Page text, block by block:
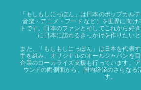
「もしもしにっぽん」は日本のポップカル
音楽・アニメ・フード など）を世界に向け
トです。日本のファンとそしてこれから好
に日本に訪れるきっかけを作りたいと
また、「もしもしにっぽん」は日本を代表
手を組み、オリジナルのオールジャパンを
企業のローカライズ支援も行っています。
ウンドの両側面から、国内経済のさらなる
す。